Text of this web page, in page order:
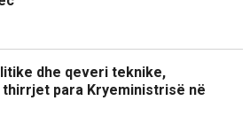
dhe qeveri teknike,
para Kryeministrisë në